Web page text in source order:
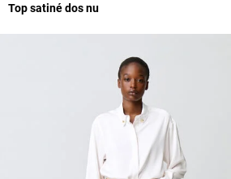
Top satiné dos nu